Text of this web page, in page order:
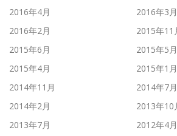
2016年4月
2016年3月
2016年2月
2015年11
2015年6月
2015年5月
2015年4月
2015年1月
2014年11月
2014年7月
2014年2月
2013年10
2013年7月
2012年4月